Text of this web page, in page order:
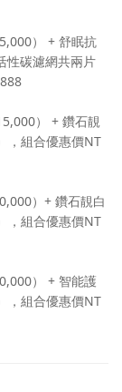
） + 舒眠抗
性碳濾網共兩片
） + 鑽石靚
，組合優惠價NT
）+ 鑽石靚白
，組合優惠價NT
） + 智能護
，組合優惠價NT